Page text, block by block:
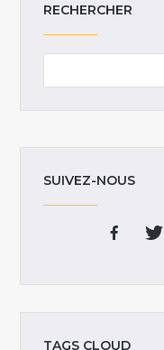
RECHERCHER
SUIVEZ-NOUS
TAGS CLOUD